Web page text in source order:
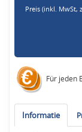
Preis (inkl. MwSt,
Für jeden
Informatie